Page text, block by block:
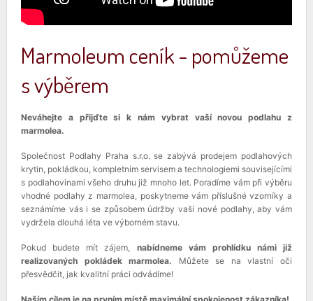
Marmoleum ceník - pomůžeme
s výběrem
Neváhejte a přijďte si k nám vybrat vaší novou podlahu z
marmolea.
Společnost Podlahy Praha s.r.o. se zabývá prodejem podlahových
krytin, pokládkou, kompletním servisem a technologiemi souvisejícími
s podlahovinami všeho druhu již mnoho let. Poradíme vám při výběru
vhodné podlahy z marmolea, poskytneme vám příslušné vzorníky a
seznámíme vás i se způsobem údržby vaší nové podlahy, aby vám
vydržela dlouhá léta ve výborném stavu.
Pokud budete mít zájem, nabídneme vám prohlídku námi již
realizovaných pokládek marmolea. Můžete se na vlastní oči
přesvědčit, jak kvalitní práci odvádíme!